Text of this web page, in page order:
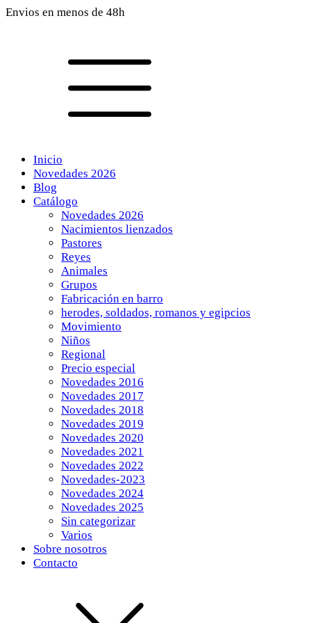
Envios en menos de 48h
Inicio
Novedades 2026
Blog
Catálogo
Novedades 2026
Nacimientos lienzados
Pastores
Reyes
Animales
Grupos
Fabricación en barro
herodes, soldados, romanos y egipcios
Movimiento
Niños
Regional
Precio especial
Novedades 2016
Novedades 2017
Novedades 2018
Novedades 2019
Novedades 2020
Novedades 2021
Novedades 2022
Novedades-2023
Novedades 2024
Novedades 2025
Sin categorizar
Varios
Sobre nosotros
Contacto